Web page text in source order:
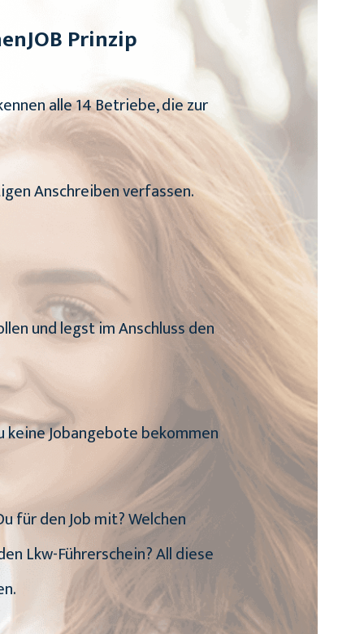
Prinzip
alle 14 Betriebe, die zur
Anschreiben verfassen.
und legst im Anschluss den
keine Jobangebote bekommen
für den Job mit? Welchen
Lkw-Führerschein? All diese